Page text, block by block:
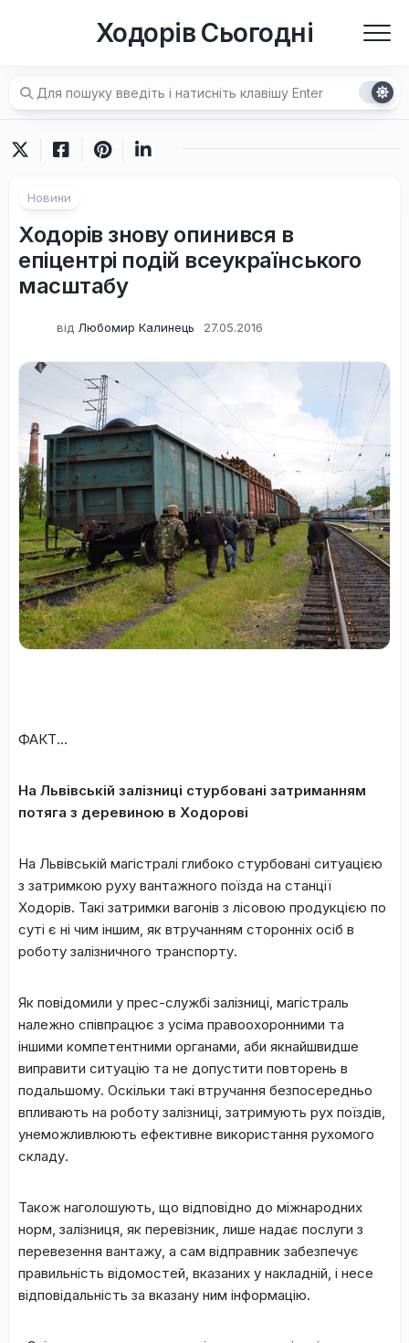
Ходорів Сьогодні
Новини
Ходорів знову опинився в
епіцентрі подій всеукраїнського
масштабу
від Любомир Калинець 27.05.2016
ФАКТ…
На Львівській залізниці стурбовані затриманням
потяга з деревиною в Ходорові
На Львівській магістралі глибоко стурбовані ситуацією
з затримкою руху вантажного поїзда на станції
Ходорів. Такі затримки вагонів з лісовою продукцією по
суті є ні чим іншим, як втручанням сторонніх осіб в
роботу залізничного транспорту.
Як повідомили у прес-службі залізниці, магістраль
належно співпрацює з усіма правоохоронними та
іншими компетентними органами, аби якнайшвидше
виправити ситуацію та не допустити повторень в
подальшому. Оскільки такі втручання безпосередньо
впливають на роботу залізниці, затримують рух поїздів,
унеможливлюють ефективне використання рухомого
складу.
Також наголошують, що відповідно до міжнародних
норм, залізниця, як перевізник, лише надає послуги з
перевезення вантажу, а сам відправник забезпечує
правильність відомостей, вказаних у накладній, і несе
відповідальність за вказану ним інформацію.